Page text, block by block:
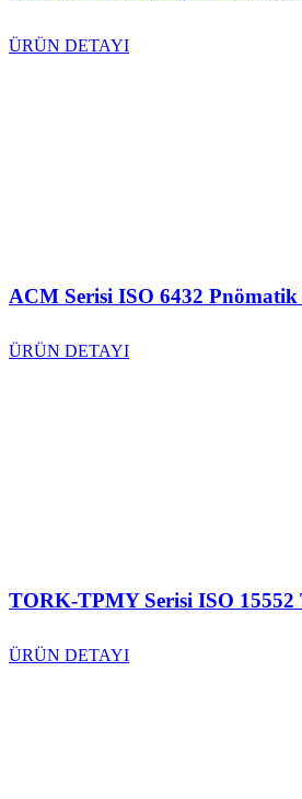
ÜRÜN DETAYI
ACM Serisi ISO 6432
ÜRÜN DETAYI
TORK-TPMY Serisi ISO
ÜRÜN DETAYI